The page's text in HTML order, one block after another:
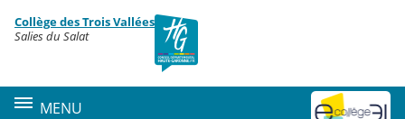
Menu de la rubrique
Contenu
Collège des Trois Vallées
Salies du Salat
MENU